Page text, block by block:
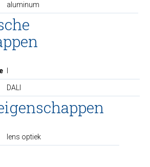
aluminum
DALI
lens optiek